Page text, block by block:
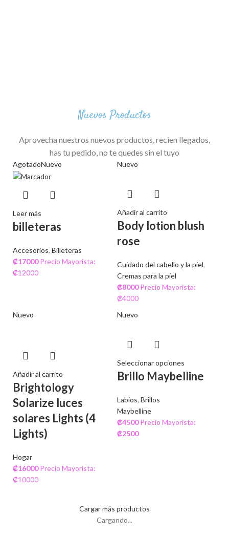
Nuevos Productos
Aprovecha nuestros nuevos productos, recien llegados,
has tu pedido, no te quedes sin el tuyo
AgotadoNuevo
Leer más
billeteras
Accesorios, Billeteras
₡17000 Precio Mayorista:
₡12000
Nuevo
Añadir al carrito
Body lotion blush
rose
Cuidado del cabello y la piel,
Cremas para la piel
₡8000 Precio Mayorista:
₡4000
Nuevo
Añadir al carrito
Brightology
Solarize luces
solares Lights (4
Lights)
Hogar
₡16000 Precio Mayorista:
₡10000
Nuevo
Seleccionar opciones
Brillo Maybelline
Labios, Brillos
Maybelline
₡4500 Precio Mayorista:
₡2500
Cargar más productos
Cargando...